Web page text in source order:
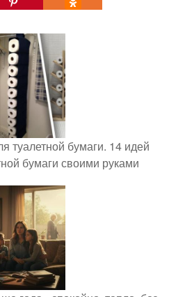
туалетной бумаги. 14 идей
бумаги своими руками